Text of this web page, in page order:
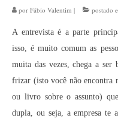
Livros
Projetos
Blog
Contato
por Fábio Valentim | postado
A entrevista é a parte
isso, é muito comum as
muita das vezes, chega a ser
frizar (isto você não encontra
ou livro sobre o assunto)
dupla, ou seja, a empresa te